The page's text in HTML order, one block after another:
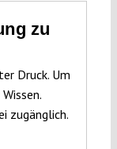
zu
Druck. Um
zugänglich.